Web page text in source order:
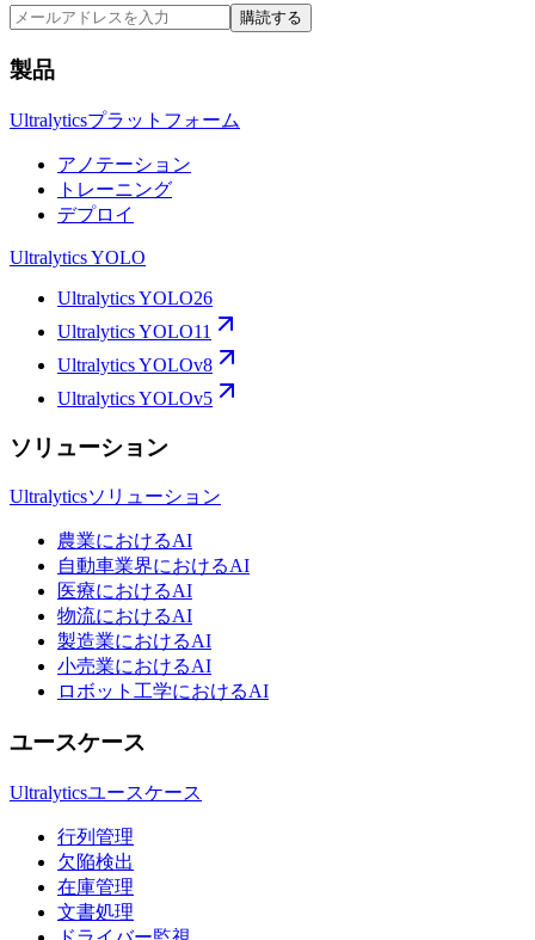
購読する
製品
Ultralyticsプラットフォーム
アノテーション
トレーニング
デプロイ
Ultralytics YOLO
Ultralytics YOLO26
Ultralytics YOLO11
Ultralytics YOLOv8
Ultralytics YOLOv5
ソリューション
Ultralyticsソリューション
農業におけるAI
自動車業界におけるAI
医療におけるAI
物流におけるAI
製造業におけるAI
小売業におけるAI
ロボット工学におけるAI
ユースケース
Ultralyticsユースケース
行列管理
欠陥検出
在庫管理
文書処理